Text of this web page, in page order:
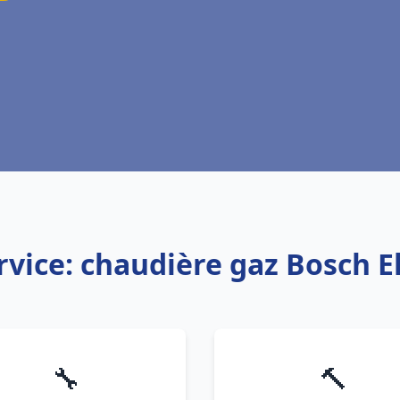
chaudière gaz Bosch
🔧 🔨